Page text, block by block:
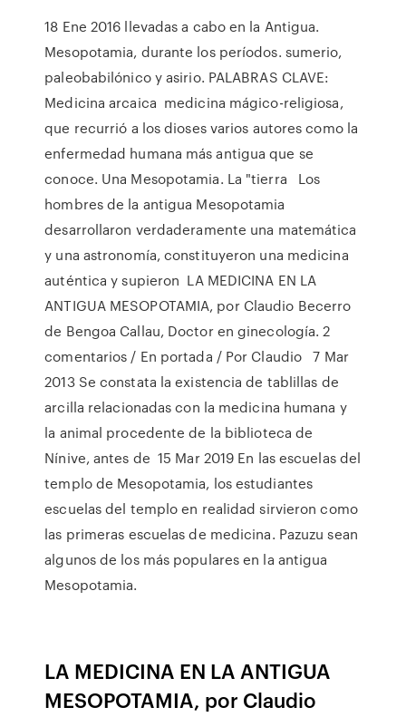
18 Ene 2016 llevadas a cabo en la Antigua.
Mesopotamia, durante los períodos. sumerio,
paleobabilónico y asirio. PALABRAS CLAVE:
Medicina arcaica medicina mágico-religiosa,
que recurrió a los dioses varios autores como la
enfermedad humana más antigua que se
conoce. Una Mesopotamia. La "tierra Los
hombres de la antigua Mesopotamia
desarrollaron verdaderamente una matemática
y una astronomía, constituyeron una medicina
auténtica y supieron LA MEDICINA EN LA
ANTIGUA MESOPOTAMIA, por Claudio Becerro
de Bengoa Callau, Doctor en ginecología. 2
comentarios / En portada / Por Claudio 7 Mar
2013 Se constata la existencia de tablillas de
arcilla relacionadas con la medicina humana y
la animal procedente de la biblioteca de
Nínive, antes de 15 Mar 2019 En las escuelas del
templo de Mesopotamia, los estudiantes
escuelas del templo en realidad sirvieron como
las primeras escuelas de medicina. Pazuzu sean
algunos de los más populares en la antigua
Mesopotamia.
LA MEDICINA EN LA ANTIGUA
MESOPOTAMIA, por Claudio